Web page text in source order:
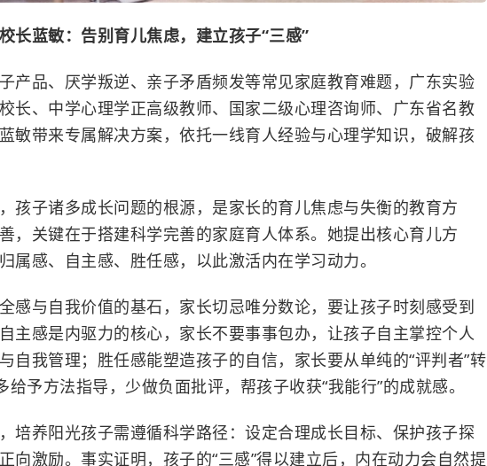
长蓝敏：告别育儿焦虑，建立孩子“三感”
产品、厌学叛逆、亲子矛盾频发等常见家庭教育难题，广东实验
长、中学心理学正高级教师、国家二级心理咨询师、广东省名教
敏带来专属解决方案，依托一线育人经验与心理学知识，破解孩
孩子诸多成长问题的根源，是家长的育儿焦虑与失衡的教育方
，关键在于搭建科学完善的家庭育人体系。她提出核心育儿方
属感、自主感、胜任感，以此激活内在学习动力。
感与自我价值的基石，家长切忌唯分数论，要让孩子时刻感受到
主感是内驱力的核心，家长不要事事包办，让孩子自主掌控个人
自我管理；胜任感能塑造孩子的自信，家长要从单纯的“评判者”转
给予方法指导，少做负面批评，帮孩子收获“我能行”的成就感。
培养阳光孩子需遵循科学路径：设定合理成长目标、保护孩子探
向激励。事实证明，孩子的“三感”得以建立后，内在动力会自然提